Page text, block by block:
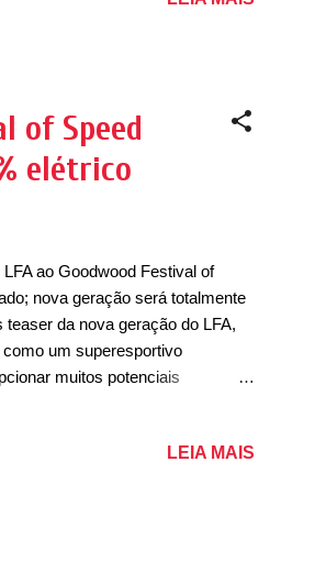
motor V10 Supercharger capaz
a performance exótica da
of Speed
elétrico
ao Goodwood Festival of
nova geração será totalmente
da nova geração do LFA,
um superesportivo
muitos potenciais
anualmente em Goodwood, na
LEIA MAIS